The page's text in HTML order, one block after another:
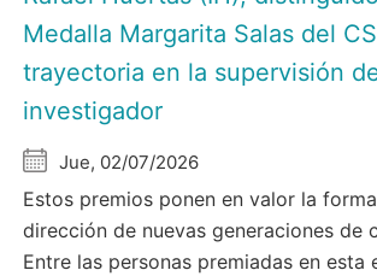
Medalla Margarita Salas del
trayectoria en la supervisión
investigador
Jue, 02/07/2026
Estos premios ponen en valor la
dirección de nuevas generaciones de
Entre las personas premiadas en esta